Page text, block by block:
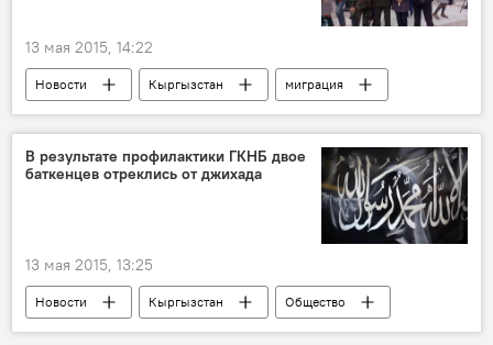
13 мая 2015, 14:22
Новости Кыргызстан
миграция
Ассоциация "Замандаш"
70-летие Победы в Великой Отечественной войне
В результате профилактики ГКНБ двое
баткенцев отреклись от джихада
13 мая 2015, 13:25
Новости Кыргызстан
Общество
ГКНБ
джихад профилактика